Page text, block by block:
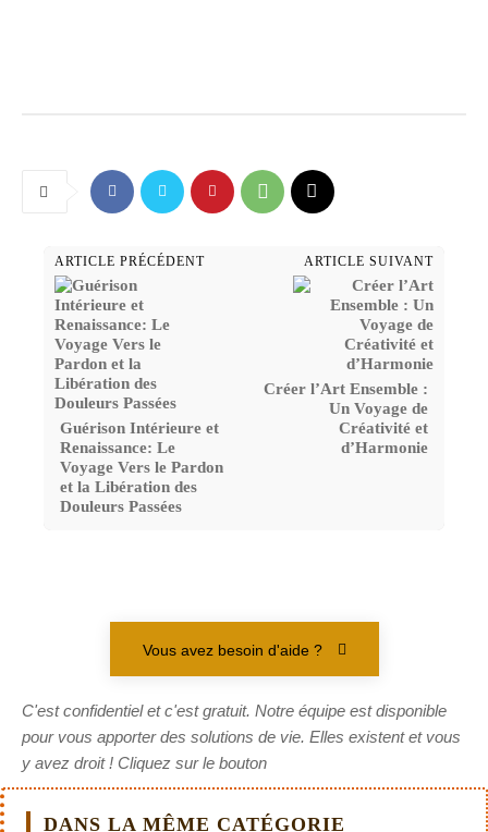
ARTICLE PRÉCÉDENT
Guérison Intérieure et
Renaissance: Le
Voyage Vers le Pardon
et la Libération des
Douleurs Passées
ARTICLE SUIVANT
Créer l’Art Ensemble :
Un Voyage de
Créativité et
d’Harmonie
Vous avez besoin d'aide ?
C'est confidentiel et c'est gratuit. Notre équipe est disponible
pour vous apporter des solutions de vie. Elles existent et vous
y avez droit ! Cliquez sur le bouton
DANS LA MÊME CATÉGORIE